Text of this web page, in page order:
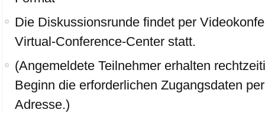
Die Diskussionsrunde findet per
Virtual-Conference-Center statt.
(Angemeldete Teilnehmer erhalten
Beginn die erforderlichen Zugangsdaten
Adresse.)